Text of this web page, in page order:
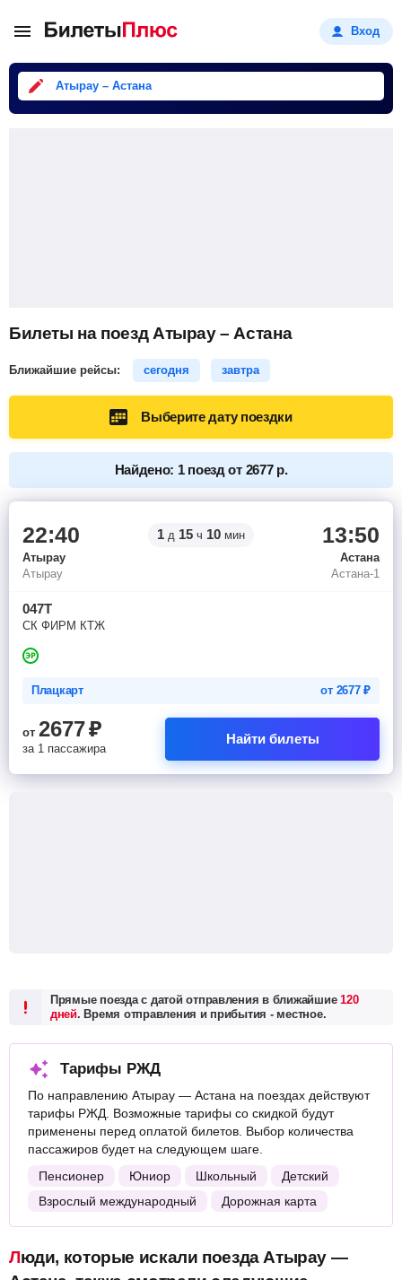
Вход
Атырау – Астана
Билеты на поезд Атырау – Астана
Ближайшие рейсы: сегодня завтра
Выберите дату поездки
Найдено: 1 поезд от 2677 р.
22:40 1 д 15 ч 10 мин 13:50
Атырау
Астана
Атырау
Астана-1
047Т
СК ФИРМ КТЖ
Плацкарт от 2677₽
от 2677₽
за 1 пассажира
Найти билеты
Прямые поезда с датой отправления в ближайшие120
дней. Время отправления и прибытия - местное.
Тарифы РЖД
По направлению Атырау — Астана на поездах действуют
тарифы РЖД. Возможные тарифы со скидкой будут
применены перед оплатой билетов. Выбор количества
пассажиров будет на следующем шаге.
Пенсионер
Юниор Школьный
Детский
Взрослый международный
Дорожная карта
Люди, которые искали поезда Атырау —